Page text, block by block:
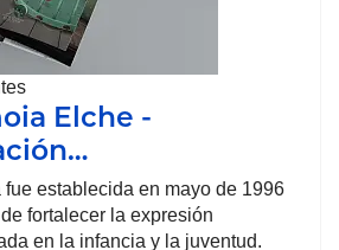
Elche -
fue establecida en mayo de 1996
fortalecer la expresión
en la infancia y la juventud.